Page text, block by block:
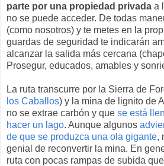
parte por una propiedad privada a
no se puede acceder. De todas
(como nosotros) y te metes en la
guardas de seguridad te indicarán
alcanzar la salida más cercana
Prosegur, educados, amables y
La ruta transcurre por la Sierra de
los Caballos) y la mina de lignito de
no se extrae carbón y que se está
hacer un lago. Aunque algunos
de que se produzca una ola gigante,
genial de reconvertir la mina. En
ruta con pocas rampas de subida